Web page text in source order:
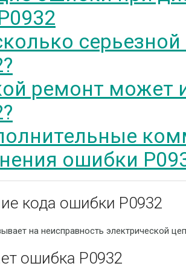
ремонт может
ошибки
кода ошибки P0932
на неисправность электрической
ошибка P0932